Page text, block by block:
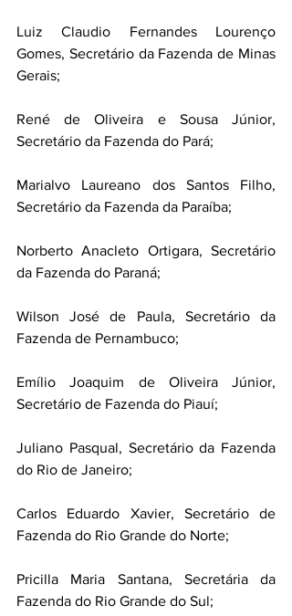
Luiz Claudio Fernandes Lourenço
Gomes, Secretário da Fazenda de Minas
Gerais;
René de Oliveira e Sousa Júnior,
Secretário da Fazenda do Pará;
Marialvo Laureano dos Santos Filho,
Secretário da Fazenda da Paraíba;
Norberto Anacleto Ortigara, Secretário
da Fazenda do Paraná;
Wilson José de Paula, Secretário da
Fazenda de Pernambuco;
Emílio Joaquim de Oliveira Júnior,
Secretário de Fazenda do Piauí;
Juliano Pasqual, Secretário da Fazenda
do Rio de Janeiro;
Carlos Eduardo Xavier, Secretário de
Fazenda do Rio Grande do Norte;
Pricilla Maria Santana, Secretária da
Fazenda do Rio Grande do Sul;